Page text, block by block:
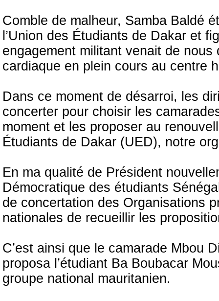
Comble de malheur, Samba Baldé
l’Union des Étudiants de Dakar et
engagement militant venait de
cardiaque en plein cours au centre
Dans ce moment de désarroi, les
concerter pour choisir les
moment et les proposer au
Étudiants de Dakar (UED), notre
En ma qualité de Président
Démocratique des étudiants
de concertation des Organisations
nationales de recueillir les
C’est ainsi que le camarade Mbou
proposa l’étudiant Ba Boubacar
groupe national mauritanien.